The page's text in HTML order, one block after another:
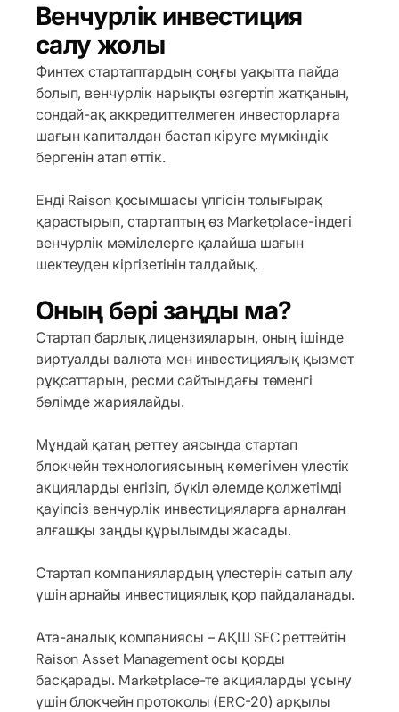
Венчурлік инвестиция
салу жолы
Финтех стартаптардың соңғы уақытта пайда
болып, венчурлік нарықты өзгертіп жатқанын,
сондай-ақ аккредиттелмеген инвесторларға
шағын капиталдан бастап кіруге мүмкіндік
бергенін атап өттік.
Енді Raison қосымшасы үлгісін толығырақ
қарастырып, стартаптың өз Marketplace-індегі
венчурлік мәмілелерге қалайша шағын
шектеуден кіргізетінін талдайық.
Оның бәрі заңды ма?
Стартап барлық лицензияларын, оның ішінде
виртуалды валюта мен инвестициялық қызмет
рұқсаттарын, ресми сайтындағы төменгі
бөлімде жариялайды.
Мұндай қатаң реттеу аясында стартап
блокчейн технологиясының көмегімен үлестік
акцияларды енгізіп, бүкіл әлемде қолжетімді
қауіпсіз венчурлік инвестицияларға арналған
алғашқы заңды құрылымды жасады.
Стартап компаниялардың үлестерін сатып алу
үшін арнайы инвестициялық қор пайдаланады.
Ата-аналық компаниясы – АҚШ SEC реттейтін
Raison Asset Management осы қорды
басқарады. Marketplace-те акцияларды ұсыну
үшін блокчейн протоколы (ERC-20) арқылы